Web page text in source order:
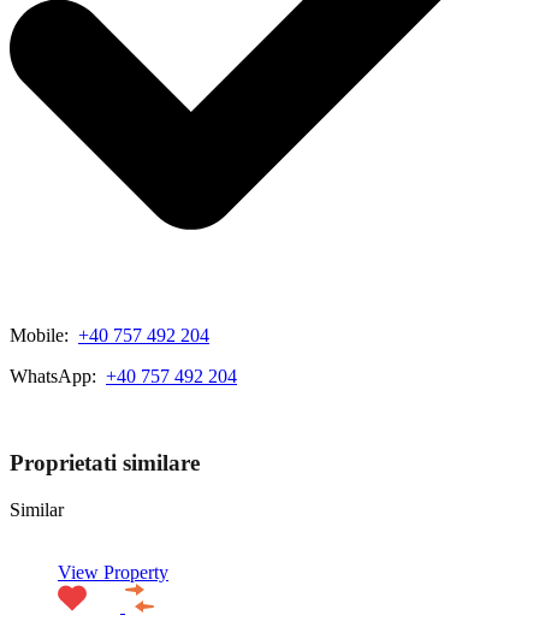
Mobile: +40 757 492 204
WhatsApp: +40 757 492 204
Proprietati similare
Similar
View Property